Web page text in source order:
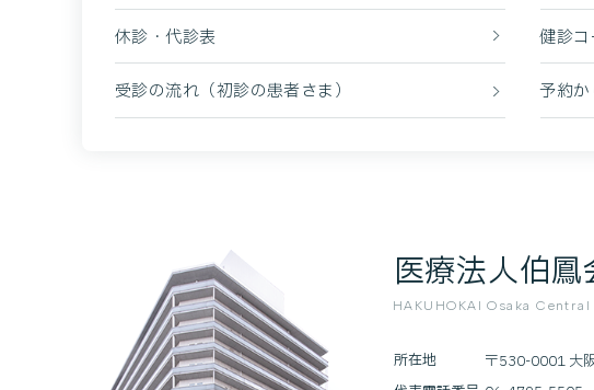
休診・代診表
受診の流れ（初診の患者さま）
健診
予約
医療法人伯
HAKUHOKAI Osaka
所在地
〒530-0001 大